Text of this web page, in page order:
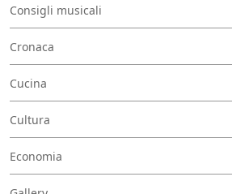
Consigli musicali
Cronaca
Cucina
Cultura
Economia